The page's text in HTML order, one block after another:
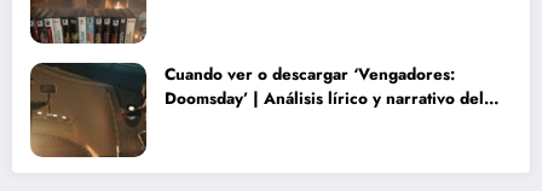
Cuando ver o descargar ‘Vengadores:
Doomsday’ | Análisis lírico y narrativo del